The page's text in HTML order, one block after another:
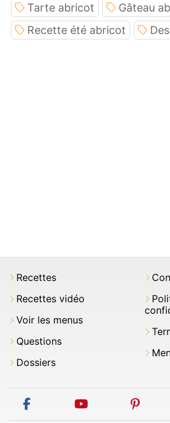
Tarte abricot
Gâteau
Recette été abricot
Recettes
Recettes vidéo
Voir les menus
Questions
Dossiers
facebook youtube